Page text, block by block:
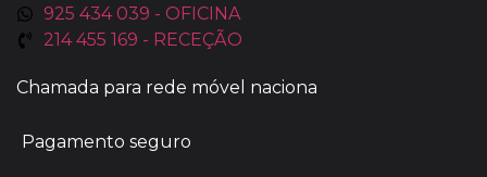
925 434 039 - OFICINA
214 455 169 - RECEÇÃO
Chamada para rede móvel naciona
Pagamento seguro